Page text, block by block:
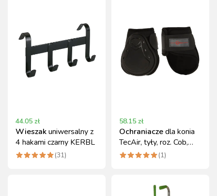
44.05 zł
Wieszakuniwersalny z
4 hakami czarny KERBL
(31)
58.15 zł
Ochraniaczedla konia
TecAir, tyły, roz. Cob,
czarne, Covalliero
(1)